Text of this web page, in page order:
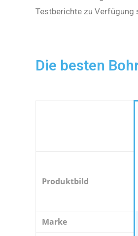
Testberichte zu Verfügung
Die besten
Produktbild
Marke